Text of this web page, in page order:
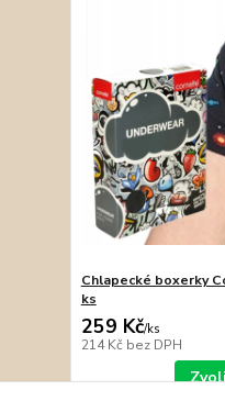
Chlapecké boxerky
ks
259 Kč/ks
214 Kč bez DPH